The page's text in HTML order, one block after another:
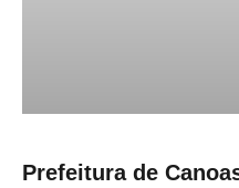
Prefeitura de